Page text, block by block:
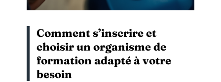
Comment s’inscrire et
choisir un organisme de
formation adapté à votre
besoin